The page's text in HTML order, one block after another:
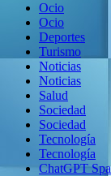
Ocio
Ocio
Deportes
Turismo
Noticias
Noticias
Salud
Sociedad
Sociedad
Tecnología
Tecnología
ChatGPT